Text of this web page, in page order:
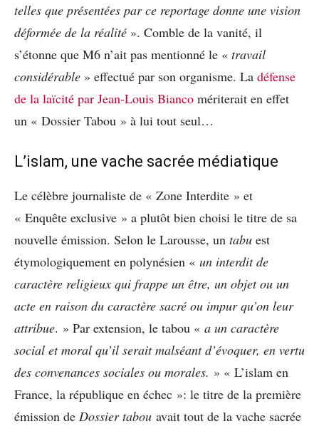
telles que présentées par ce reportage donne une vision
déformée de la réalité ». Comble de la vanité, il
s’étonne que M6 n’ait pas mentionné le « travail
considérable » effectué par son organisme. La défense
de la laïcité par Jean-Louis Bianco mériterait en effet
un « Dossier Tabou » à lui tout seul…
L’islam, une vache sacrée médiatique
Le célèbre journaliste de « Zone Interdite » et
« Enquête exclusive » a plutôt bien choisi le titre de sa
nouvelle émission. Selon le Larousse, un tabu est
étymologiquement en polynésien « un interdit de
caractère religieux qui frappe un être, un objet ou un
acte en raison du caractère sacré ou impur qu’on leur
attribue. » Par extension, le tabou « a un caractère
social et moral qu’il serait malséant d’évoquer, en vertu
des convenances sociales ou morales. » « L’islam en
France, la république en échec »: le titre de la première
émission de Dossier tabou avait tout de la vache sacrée